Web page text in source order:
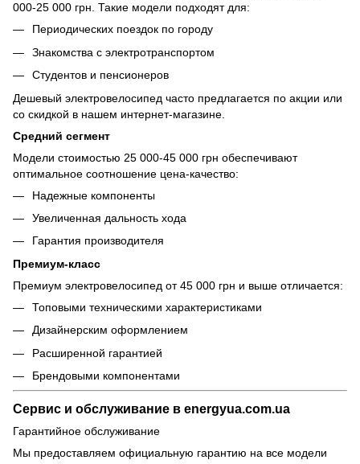
000-25 000 грн. Такие модели подходят для:
Периодических поездок по городу
Знакомства с электротранспортом
Студентов и пенсионеров
Дешевый электровелосипед часто предлагается по акции или
со скидкой в нашем интернет-магазине.
Средний сегмент
Модели стоимостью 25 000-45 000 грн обеспечивают
оптимальное соотношение цена-качество:
Надежные компоненты
Увеличенная дальность хода
Гарантия производителя
Премиум-класс
Премиум электровелосипед от 45 000 грн и выше отличается:
Топовыми техническими характеристиками
Дизайнерским оформлением
Расширенной гарантией
Брендовыми компонентами
Сервис и обслуживание в energyua.com.ua
Гарантийное обслуживание
Мы предоставляем официальную гарантию на все модели